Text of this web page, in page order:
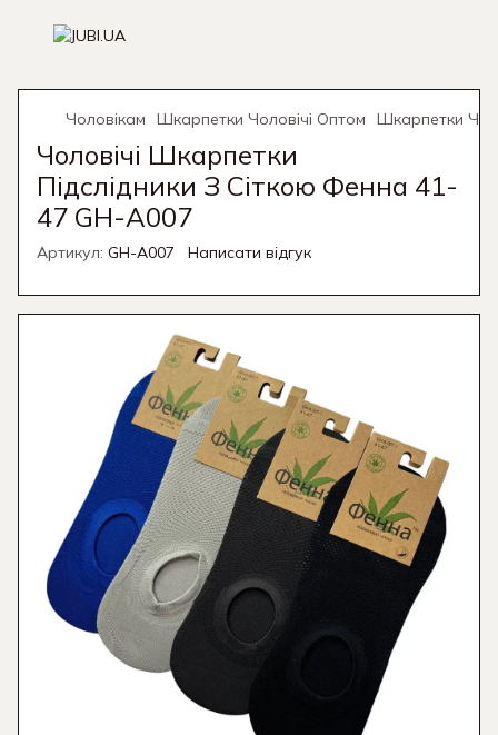
Чоловікам Шкарпетки Чоловічі Оптом Шкарпетки
Чоловічі Шкарпетки
Підслідники З Сіткою Фенна 41-
47 GH-A007
Артикул: GH-A007 Написати відгук